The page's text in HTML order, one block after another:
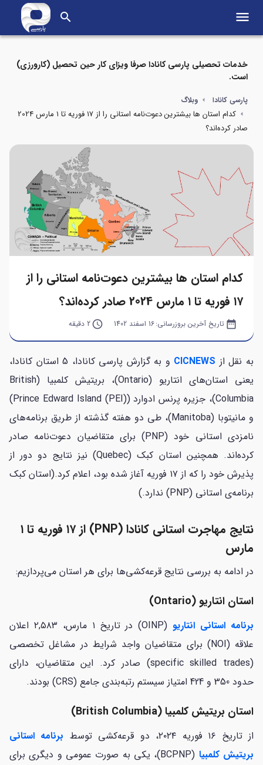
search menu
خدمات تحصیلی پارسی کانادا صرفا ویزای کار حین تحصیل (کارورزی)
است.
پارسی کانادا وبلاگ
کدام استان ها بیشترین دعوت‌نامه استانی را از ۱۷ فوریه تا ۱ مارس 2024
صادر کرده‌اند؟
کدام استان ها بیشترین دعوت‌نامه استانی را از
۱۷ فوریه تا ۱ مارس 2024 صادر کرده‌اند؟
date_range تاریخ آخرین بروزرسانی:16 اسفند 1402 query_builder2 دقیقه
به نقل از CICNEWS
و به گزارش پارسی کانادا، 5 استان کانادا،
یعنی استان‌های انتاریو (Ontario)، بریتیش کلمبیا (British
Columbia)، جزیره پرنس ادوارد (Prince Edward Island (PEI))
و مانیتوبا (Manitoba)، طی دو هفته گذشته از طریق برنامه‌های
نامزدی استانی خود (PNP) برای متقاضیان دعوت‌نامه صادر
کرده‌اند. همچنین استان کبک (Quebec) نیز نتایج دو دور از
پذیرش خود را که از ۱۷ فوریه آغاز شده بود، اعلام کرد.(استان کبک
برنامه‌ی استانی (PNP) ندارد.)
نتایج مهاجرت استانی کانادا (PNP) از ۱۷ فوریه تا ۱
مارس
در ادامه به بررسی نتایج قرعه‌کشی‌ها برای هر استان می‌پردازیم:
استان انتاریو (Ontario)
برنامه استانی انتاریو
(OINP) در تاریخ ۱ مارس، ۲,۵۸۳ اعلان
علاقه (NOI) برای متقاضیان واجد شرایط در مشاغل تخصصی
(specific skilled trades) صادر کرد. این متقاضیان، دارای
حدود 350 و 424 امتیاز سیستم رتبه‌بندی جامع (CRS) بودند.
استان بریتیش کلمبیا (British Columbia)
از تاریخ ۱۶ فوریه ۲۰۲۴، دو قرعه‌کشی توسط
برنامه استانی
بریتیش کلمبیا
(BCPNP)، یکی به صورت عمومی و دیگری برای